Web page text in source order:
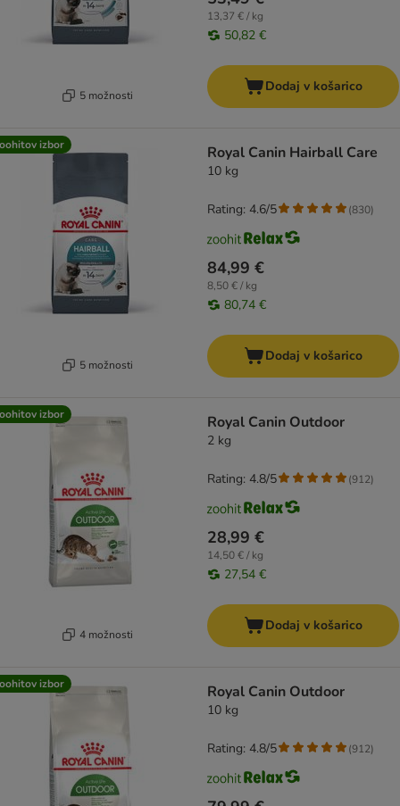
5 možnosti
13,37 € / kg
50,82 €
Dodaj v košarico
izbor
5 možnosti
Royal Canin Hairball Care
10 kg
84,99 €
8,50 € / kg
80,74 €
Rating: 4.6/5 (830)
Dodaj v košarico
izbor
4 možnosti
Royal Canin Outdoor
2 kg
28,99 €
14,50 € / kg
27,54 €
Rating: 4.8/5 (912)
Dodaj v košarico
izbor Royal Canin Outdoor
10 kg
Rating: 4.8/5 (912)